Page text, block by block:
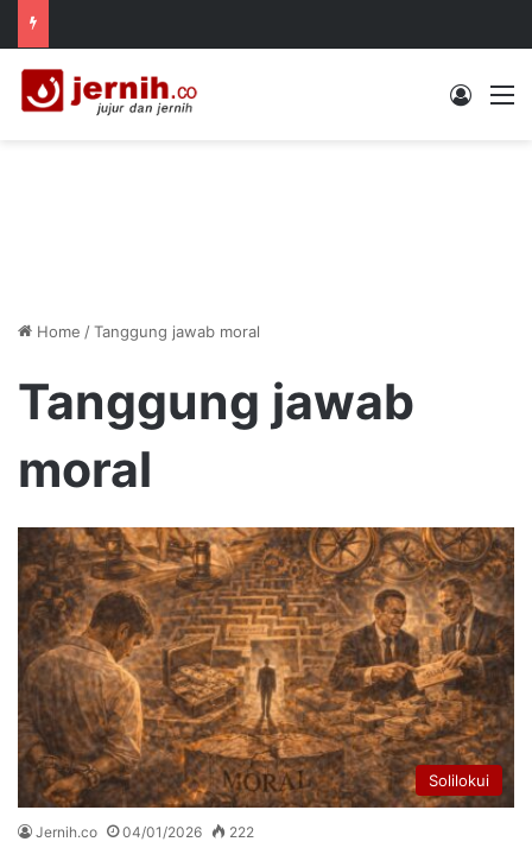
Log In
Home /Tanggung jawab moral
Tanggung jawab
moral
Solilokui
Jernih.co 04/01/2026 222